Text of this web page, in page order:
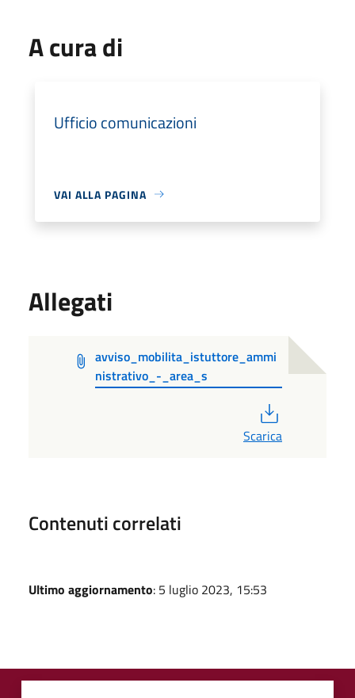
A cura di
Ufficio comunicazioni
VAI ALLA PAGINA
Allegati
avviso_mobilita_istuttore_ammi
nistrativo_-_area_s
Scarica
Contenuti correlati
Ultimo aggiornamento: 5 luglio 2023, 15:53